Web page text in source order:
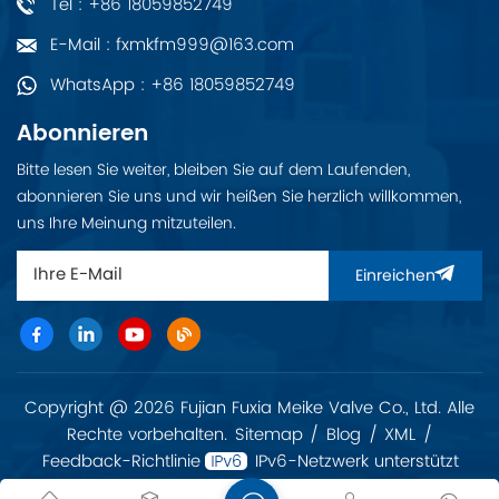
E-Mail : fxmkfm999@163.com
WhatsApp : +86 18059852749
Abonnieren
Bitte lesen Sie weiter, bleiben Sie auf dem Laufenden,
abonnieren Sie uns und wir heißen Sie herzlich willkommen,
uns Ihre Meinung mitzuteilen.
Einreichen
Copyright @ 2026 Fujian Fuxia Meike Valve Co., Ltd. Alle
Rechte vorbehalten. Sitemap / Blog / XML /
Feedback-Richtlinie
IPv6-Netzwerk unterstützt